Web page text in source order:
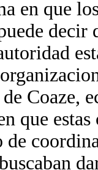
en que
decir
Coaze,
que